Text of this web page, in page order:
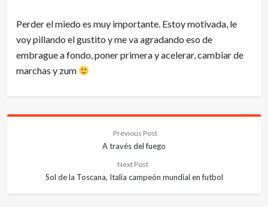
Perder el miedo es muy importante. Estoy motivada, le
voy pillando el gustito y me va agradando eso de
embrague a fondo, poner primera y acelerar, cambiar de
marchas y zum
Previous Post
A través del fuego
Next Post
Sol de la Toscana, Italia campeón mundial en futbol